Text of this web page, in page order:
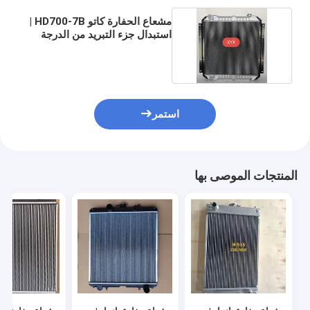
مشعاع الحفارة كاتو HD700-7B |
استبدال جزء التبريد من الدرجة
استمر
المنتجات الموصى بها